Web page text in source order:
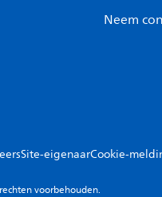
Neem
Site-eigenaarCookie-
voorbehouden.